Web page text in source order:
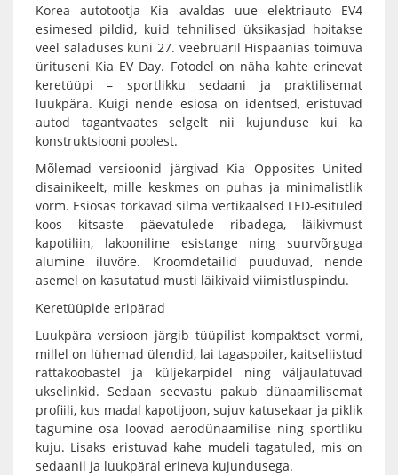
Korea autotootja Kia avaldas uue elektriauto EV4
esimesed pildid, kuid tehnilised üksikasjad hoitakse
veel saladuses kuni 27. veebruaril Hispaanias toimuva
ürituseni Kia EV Day. Fotodel on näha kahte erinevat
keretüüpi – sportlikku sedaani ja praktilisemat
luukpära. Kuigi nende esiosa on identsed, eristuvad
autod tagantvaates selgelt nii kujunduse kui ka
konstruktsiooni poolest.
Mõlemad versioonid järgivad Kia Opposites United
disainikeelt, mille keskmes on puhas ja minimalistlik
vorm. Esiosas torkavad silma vertikaalsed LED-esituled
koos kitsaste päevatulede ribadega, läikivmust
kapotiliin, lakooniline esistange ning suurvõrguga
alumine iluvõre. Kroomdetailid puuduvad, nende
asemel on kasutatud musti läikivaid viimistluspindu.
Keretüüpide eripärad
Luukpära versioon järgib tüüpilist kompaktset vormi,
millel on lühemad ülendid, lai tagaspoiler, kaitseliistud
rattakoobastel ja küljekarpidel ning väljaulatuvad
ukselinkid. Sedaan seevastu pakub dünaamilisemat
profiili, kus madal kapotijoon, sujuv katusekaar ja piklik
tagumine osa loovad aerodünaamilise ning sportliku
kuju. Lisaks eristuvad kahe mudeli tagatuled, mis on
sedaanil ja luukpäral erineva kujundusega.